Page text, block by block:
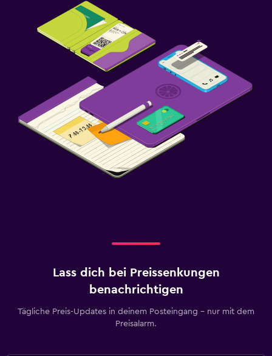
Lass dich bei Preissenkungen
benachrichtigen
Tägliche Preis-Updates in deinem Posteingang – nur mit dem
Preisalarm.